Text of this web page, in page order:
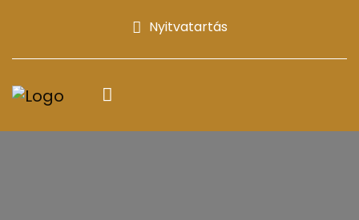
Nyitvatartás